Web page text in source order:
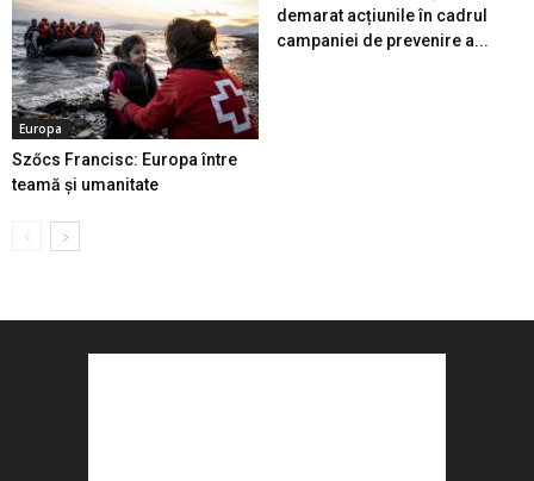
Europa
Szőcs Francisc: Europa între
teamă și umanitate
demarat acțiunile în cadrul
campaniei de prevenire a...